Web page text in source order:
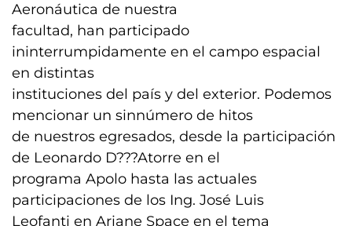
Aeronáutica de nuestra
facultad, han participado
ininterrumpidamente en el campo espacial
en distintas
instituciones del país y del exterior. Podemos
mencionar un sinnúmero de hitos
de nuestros egresados, desde la participación
de Leonardo D???Atorre en el
programa Apolo hasta las actuales
participaciones de los Ing. José Luis
Leofanti en Ariane Space en el tema